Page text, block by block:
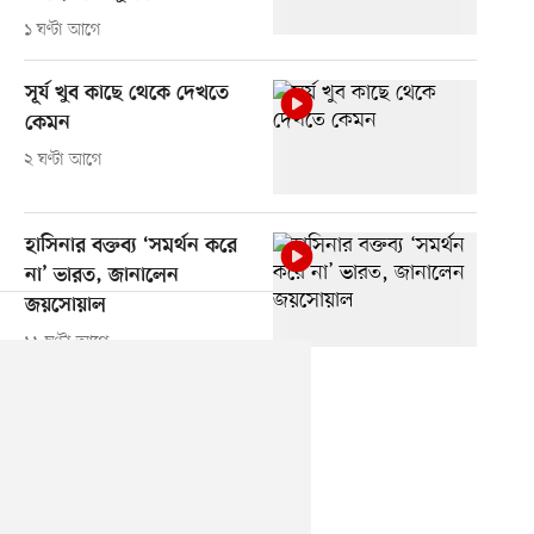
১ ঘণ্টা আগে
সূর্য খুব কাছে থেকে দেখতে
কেমন
২ ঘণ্টা আগে
হাসিনার বক্তব্য ‘সমর্থন করে
না’ ভারত, জানালেন
জয়সোয়াল
১১ ঘণ্টা আগে